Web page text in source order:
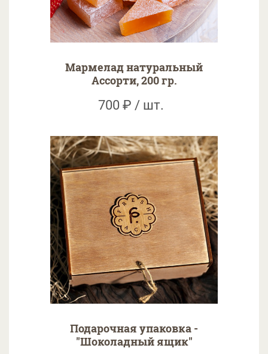
Мармелад натуральный
Ассорти, 200 гр.
700 ₽ / шт.
Подарочная упаковка -
"Шоколадный ящик"